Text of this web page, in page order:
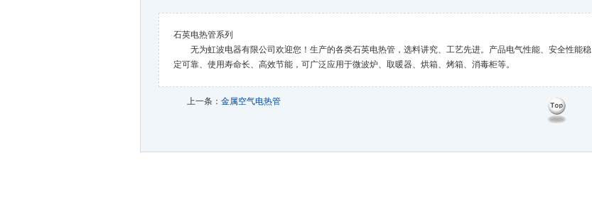
石英电热管系列
无为虹波电器有限公司欢迎您！生产的各类石英电热管，选料讲究、工艺先进。产品电气性能、安全性能稳
定可靠、使用寿命长、高效节能，可广泛应用于微波炉、取暖器、烘箱、烤箱、消毒柜等。
上一条： 金属空气电热管